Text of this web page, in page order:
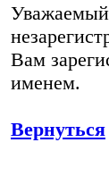
Вам
именем.
Вернуться